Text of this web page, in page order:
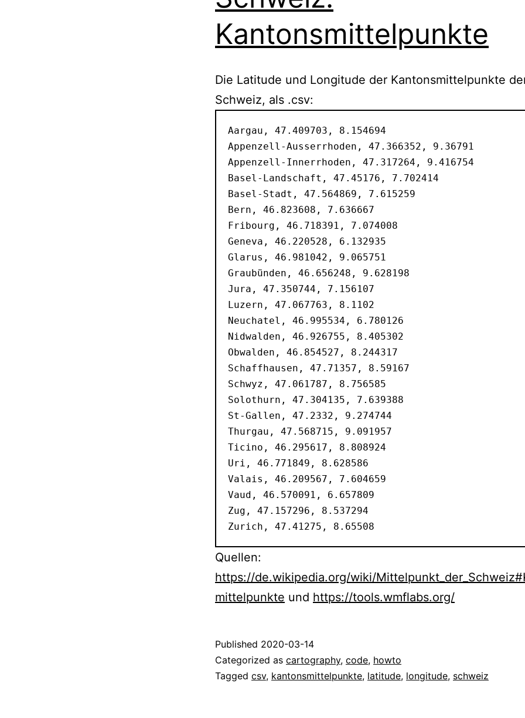
Kantonsmittelpunkte
Die Latitude und Longitude der Kantonsmittelpunkte
Schweiz, als .csv:
Aargau, 47.409703, 8.154694
Appenzell-Ausserrhoden, 47.366352, 9.36791
Appenzell-Innerrhoden, 47.317264, 9.416754
Basel-Landschaft, 47.45176, 7.702414
Basel-Stadt, 47.564869, 7.615259
Bern, 46.823608, 7.636667
Fribourg, 46.718391, 7.074008
Geneva, 46.220528, 6.132935
Glarus, 46.981042, 9.065751
Graubünden, 46.656248, 9.628198
Jura, 47.350744, 7.156107
Luzern, 47.067763, 8.1102
Neuchatel, 46.995534, 6.780126
Nidwalden, 46.926755, 8.405302
Obwalden, 46.854527, 8.244317
Schaffhausen, 47.71357, 8.59167
Schwyz, 47.061787, 8.756585
Solothurn, 47.304135, 7.639388
St-Gallen, 47.2332, 9.274744
Thurgau, 47.568715, 9.091957
Ticino, 46.295617, 8.808924
Uri, 46.771849, 8.628586
Valais, 46.209567, 7.604659
Vaud, 46.570091, 6.657809
Zug, 47.157296, 8.537294
Zurich, 47.41275, 8.65508
Quellen:
https://de.wikipedia.org/wiki/
mittelpunkte und https://tools.wmflabs.org/
Published 2020-03-14
Categorized as cartography, code, howto
Tagged csv, kantonsmittelpunkte, latitude, longitude, schweiz